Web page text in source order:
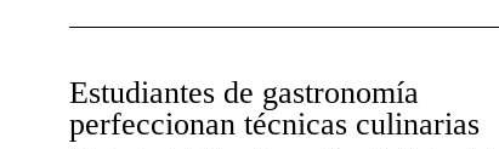
Estudiantes de gastronomía
perfeccionan técnicas culinarias